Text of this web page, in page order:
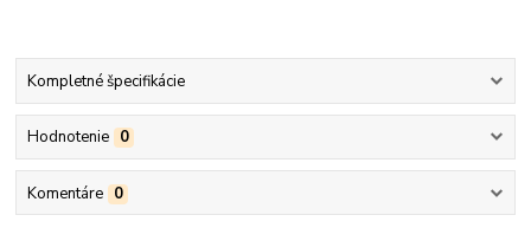
Kompletné špecifikácie
Hodnotenie 0
Komentáre 0